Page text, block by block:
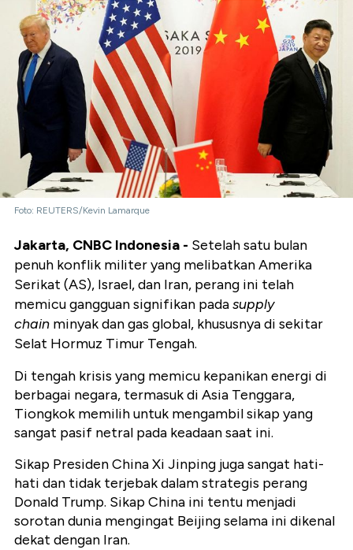
Foto: REUTERS/Kevin Lamarque
Jakarta, CNBC Indonesia - Setelah satu bulan
penuh konflik militer yang melibatkan Amerika
Serikat (AS), Israel, dan Iran, perang ini telah
memicu gangguan signifikan padasupply
chain minyak dan gas global, khususnya di sekitar
Selat Hormuz Timur Tengah.
Di tengah krisis yang memicu kepanikan energi di
berbagai negara, termasuk di Asia Tenggara,
Tiongkok memilih untuk mengambil sikap yang
sangat pasif netral pada keadaan saat ini.
Sikap Presiden China Xi Jinping juga sangat hati-
hati dan tidak terjebak dalam strategis perang
Donald Trump. Sikap China ini tentu menjadi
sorotan dunia mengingat Beijing selama ini dikenal
dekat dengan Iran.